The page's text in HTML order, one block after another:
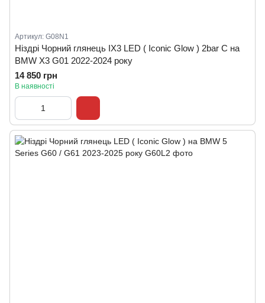
Артикул: G08N1
Ніздрі Чорний глянець IX3 LED ( Iconic Glow ) 2bar C на
BMW X3 G01 2022-2024 року
14 850 грн
В наявності